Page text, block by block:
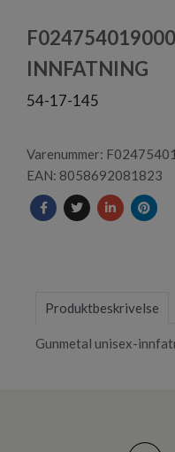
of
1INNFATNING
54-17-145
Varenummer:
EAN: 8058692081823
Produktbeskrivelse
Gunmetal unisex-